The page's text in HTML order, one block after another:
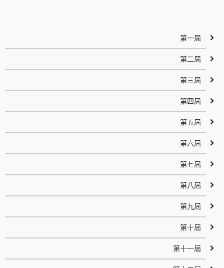
第一屆
第二屆
第三屆
第四屆
第五屆
第六屆
第七屆
第八屆
第九屆
第十屆
第十一屆